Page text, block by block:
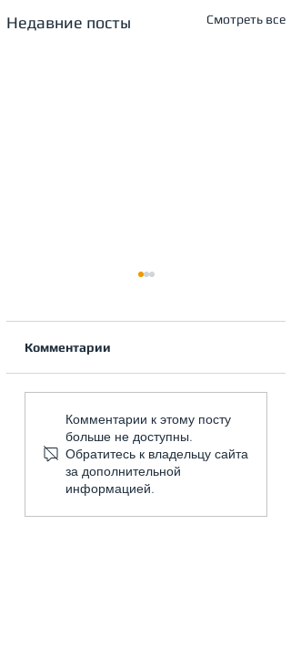
Недавние посты Смотреть все
Почему перестал
морозить
холодильник?
Комментарии
Комментарии к этому посту
больше не доступны.
Обратитесь к владельцу сайта
за дополнительной
информацией.